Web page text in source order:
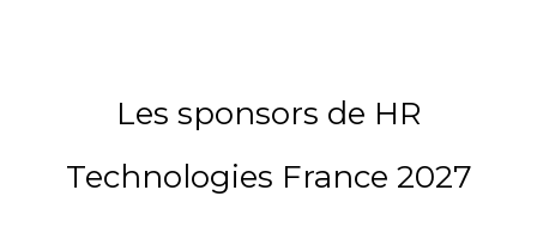
Les sponsors de HR
Technologies France 2027